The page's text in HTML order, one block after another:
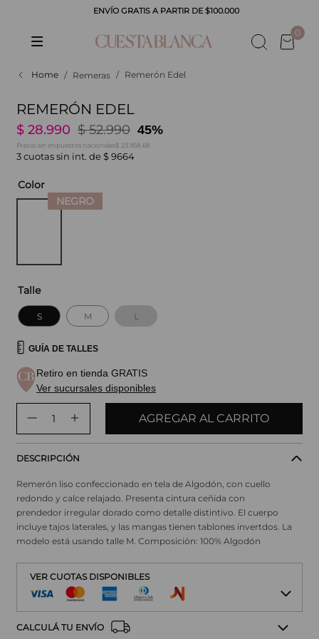
ENVÍO GRATIS A PARTIR DE $100.000
0
Remeras Remerón Edel
REMERÓN EDEL
$ 28.990 $ 52.990 45%
Precio sin impuestos nacionales$ 23.958,68
3 cuotas sin int. de $ 9664
Color
Talle
S M L
GUÍA DE TALLES
Retiro en tienda GRATIS
Ver sucursales disponibles
AGREGAR AL CARRITO
DESCRIPCIÓN
Remerón liso confeccionado en tela de Algodón, con cuello
redondo y calce relajado. Presenta cintura ceñida con
prendedor irregular dorado como detalle distintivo. El cuerpo
incluye tajos laterales, y las mangas tienen tablones invertdos. La
modelo está usando talle M. Composición: 100% Algodón
VER CUOTAS DISPONIBLES
CALCULÁ TU ENVÍO